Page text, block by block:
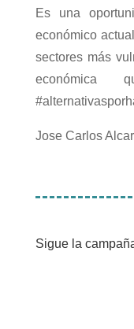
Es una
económico
sectores más
económica
Jose Carlos
Sigue la